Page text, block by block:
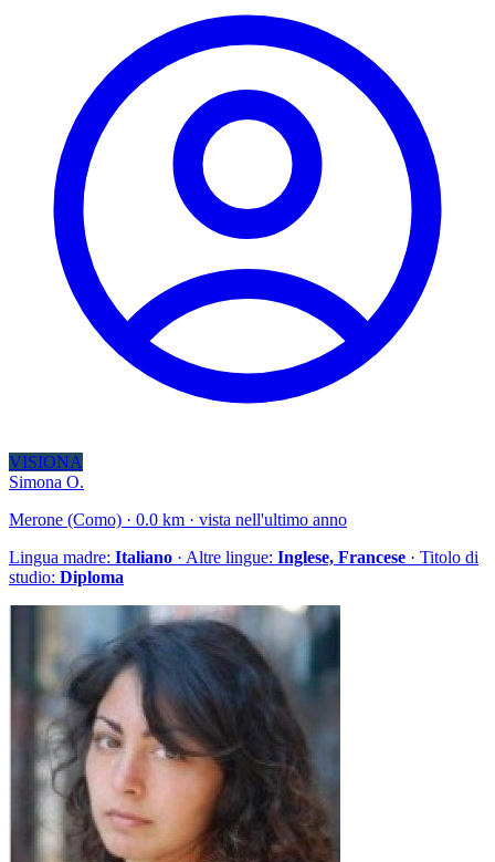
VISIONA
Simona O.
Merone (Como) · 0.0 km · vista nell'ultimo anno
Lingua madre: Italiano · Altre lingue: Inglese, Francese · Titolo di
studio: Diploma